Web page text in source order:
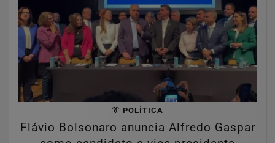
👔 POLÍTICA
Flávio Bolsonaro anuncia Alfredo Gaspar